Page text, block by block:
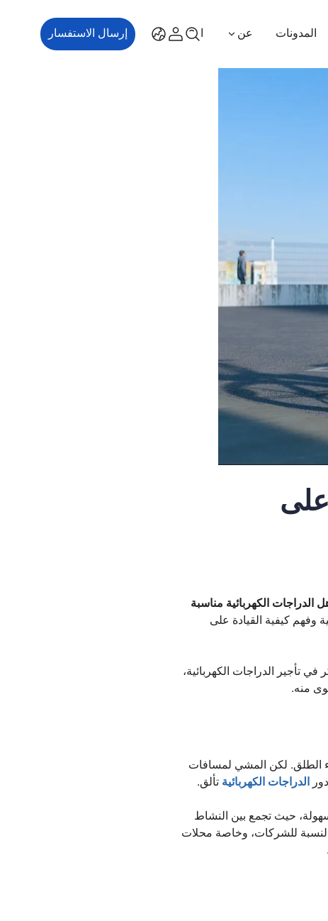
المدونات عن اتصل بنا إرسال الاستفسار
على
الدراجات الكهربائية مناسبة
وفهم كيفية القيادة على
الدراجات الكهربائية،
منه.
الطلق. لكن المشي لمسافات
الدراجات الكهربائية تألق.
حيث تجمع بين النشاط
بالنسبة للشركات، وخاصة محلات